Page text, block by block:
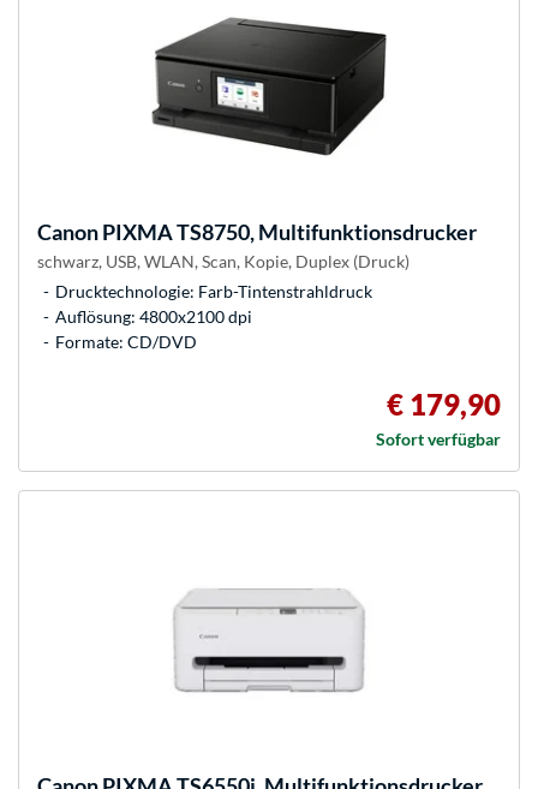
CanonPIXMA TS8750, Multifunktionsdrucker
schwarz, USB, WLAN, Scan, Kopie, Duplex (Druck)
Drucktechnologie: Farb-Tintenstrahldruck
Auflösung: 4800x2100 dpi
Formate: CD/DVD
€ 179,90
Sofort verfügbar